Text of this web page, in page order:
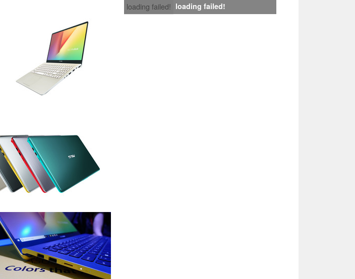
loading failed! loading failed!